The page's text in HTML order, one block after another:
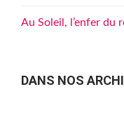
Au Soleil, l’enfer du
DANS NOS